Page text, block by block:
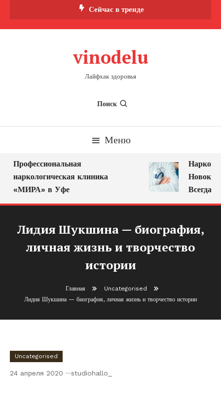
Сейчас в тренде
vinodelu
Лайфхак здоровья
Поиск
Меню
Профессиональная
наркологическая клиника
«МИРА» в Уфе
Всегда
Лидия Шукшина — биография,
личная жизнь и творчество
истории
Главная
Uncategorised
Лидия Шукшина — биография, личная жизнь и творчество истории
Uncategorised
24 апреля 2020 studiohallo_